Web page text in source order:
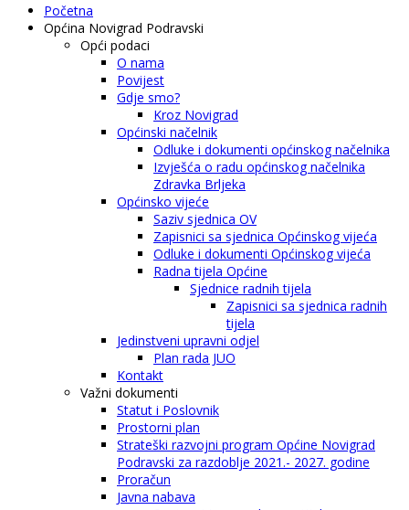
Početna
Općina Novigrad Podravski
Opći podaci
O nama
Povijest
Gdje smo?
Kroz Novigrad
Općinski načelnik
Odluke i dokumenti općinskog načelnika
Izvješća o radu općinskog načelnika
Zdravka Brljeka
Općinsko vijeće
Saziv sjednica OV
Zapisnici sa sjednica Općinskog vijeća
Odluke i dokumenti Općinskog vijeća
Radna tijela Općine
Sjednice radnih tijela
Zapisnici sa sjednica radnih
tijela
Jedinstveni upravni odjel
Plan rada JUO
Kontakt
Važni dokumenti
Statut i Poslovnik
Prostorni plan
Strateški razvojni program Općine Novigrad
Podravski za razdoblje 2021.- 2027. godine
Proračun
Javna nabava